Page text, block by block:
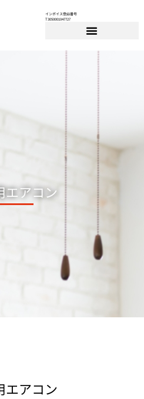
インボイス登録番号
T3050001047727
エアコン
エアコン